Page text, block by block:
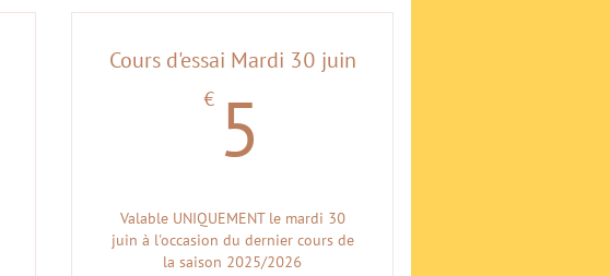
Cours d'essai Mardi 30 juin
€
5
Valable UNIQUEMENT le mardi 30
juin à l'occasion du dernier cours de
la saison 2025/2026